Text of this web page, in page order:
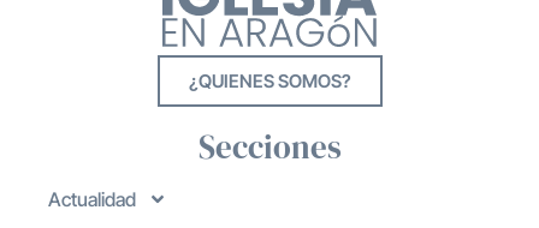
¿QUIENES SOMOS?
Secciones
Actualidad